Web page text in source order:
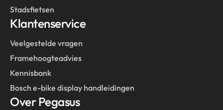
Stadsfietsen
Klantenservice
Veelgestelde vragen
Framehoogteadvies
Kennisbank
Bosch e-bike display handleidingen
Over Pegasus